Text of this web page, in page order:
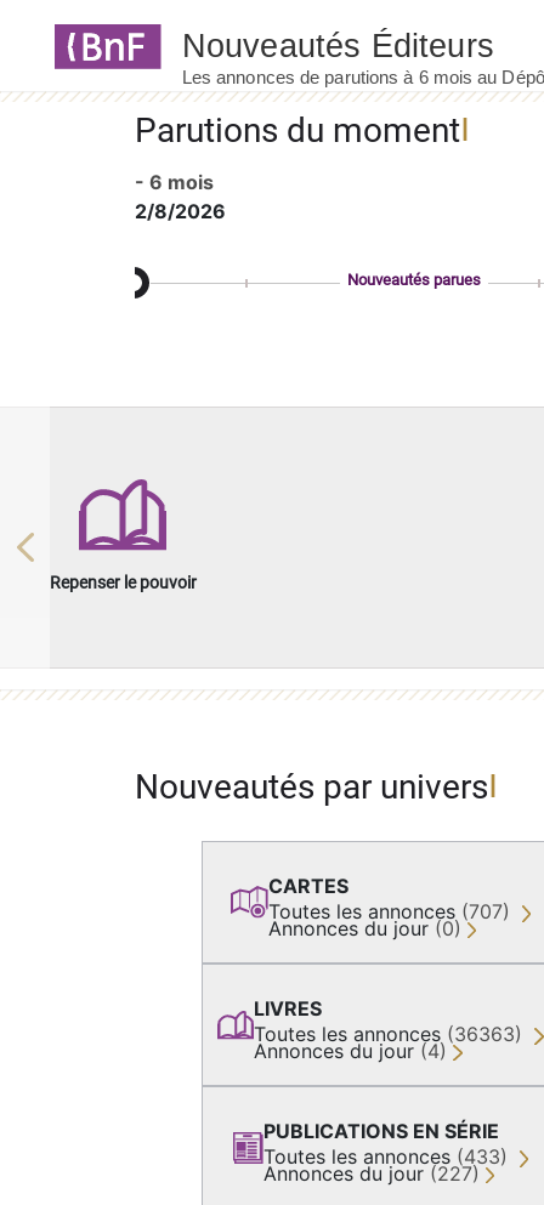
Parutions du moment
- 6 mois
2/8/2026
Nouveautés parues
Repenser le pouvoir
Previous
Nouveautés par univers
CARTES
Toutes les annonces (707)
Annonces du jour (0)
LIVRES
Toutes les annonces (36363)
Annonces du jour (4)
PUBLICATIONS EN SÉRIE
Toutes les annonces (433)
Annonces du jour (227)